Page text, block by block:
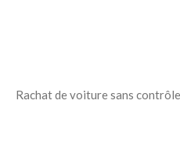
Rachat de voiture sans